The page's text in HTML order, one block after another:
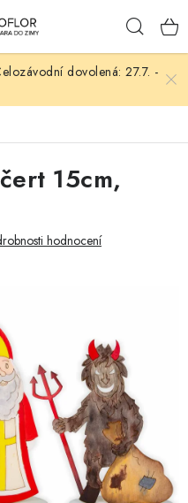
- kdo jsme?
dovolená: 27.7. -
15cm,
hodnocení